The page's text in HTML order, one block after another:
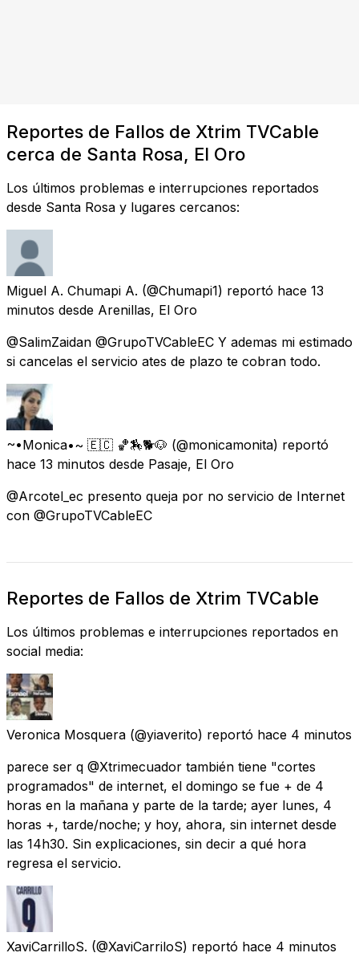
Reportes de Fallos de Xtrim TVCable
cerca de Santa Rosa, El Oro
Los últimos problemas e interrupciones reportados
desde Santa Rosa y lugares cercanos:
Miguel A. Chumapi A. (@Chumapi1) reportó hace 13
minutos desde Arenillas, El Oro
@SalimZaidan @GrupoTVCableEC Y ademas mi estimado
si cancelas el servicio ates de plazo te cobran todo.
~•Monica•~ 🇪🇨 🏀🏇🐕🐶 (@monicamonita) reportó
hace 13 minutos desde Pasaje, El Oro
@Arcotel_ec presento queja por no servicio de Internet
con @GrupoTVCableEC
Reportes de Fallos de Xtrim TVCable
Los últimos problemas e interrupciones reportados en
social media:
Veronica Mosquera (@yiaverito) reportó hace 4 minutos
parece ser q @Xtrimecuador también tiene "cortes
programados" de internet, el domingo se fue + de 4
horas en la mañana y parte de la tarde; ayer lunes, 4
horas +, tarde/noche; y hoy, ahora, sin internet desde
las 14h30. Sin explicaciones, sin decir a qué hora
regresa el servicio.
XaviCarrilloS. (@XaviCarriloS) reportó hace 4 minutos